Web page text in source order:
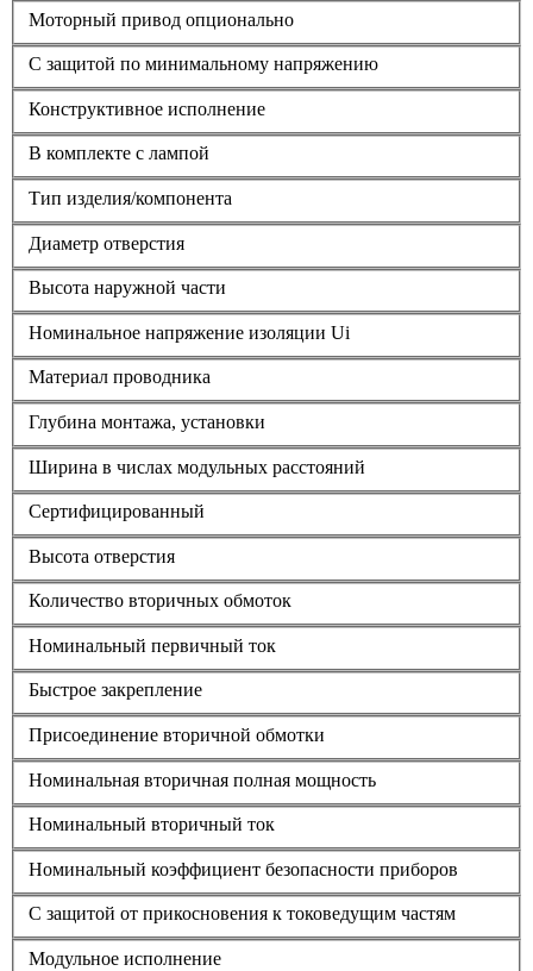
Моторный привод опционально
С защитой по минимальному напряжению
Конструктивное исполнение
В комплекте с лампой
Тип изделия/компонента
Диаметр отверстия
Высота наружной части
Номинальное напряжение изоляции Ui
Материал проводника
Глубина монтажа, установки
Ширина в числах модульных расстояний
Сертифицированный
Высота отверстия
Количество вторичных обмоток
Номинальный первичный ток
Быстрое закрепление
Присоединение вторичной обмотки
Номинальная вторичная полная мощность
Номинальный вторичный ток
Номинальный коэффициент безопасности приборов
С защитой от прикосновения к токоведущим частям
Модульное исполнение